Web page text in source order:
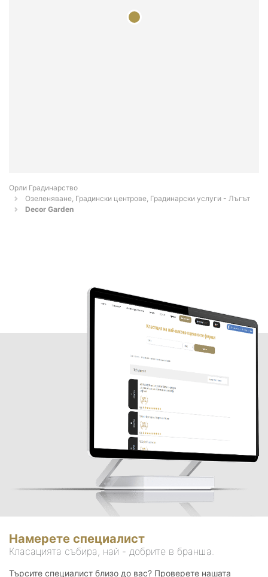
Орли Градинарство
Озеленяване, Градински центрове, Градинарски услуги - Лъгът
Decor Garden
Намерете специалист
Класацията събира, най - добрите в бранша.
Търсите специалист близо до вас? Проверете нашата